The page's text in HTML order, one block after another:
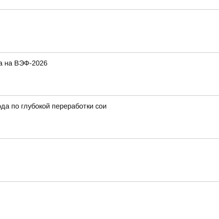
на ВЭФ-2026
по глубокой переработки сои